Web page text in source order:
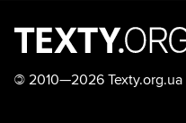
© 2010—2026 Texty.org.ua